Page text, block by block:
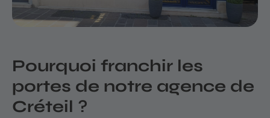
Pourquoi franchir les
portes de notre agence de
Créteil ?